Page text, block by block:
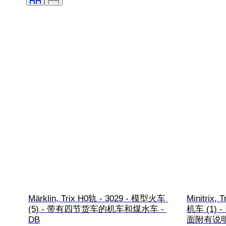
Märklin, Trix H0轨 - 3029 - 模型火车
(5) - 带有四节货车的机车和煤水车 -
DB
Minitrix,
机车 (1) -
面附有说